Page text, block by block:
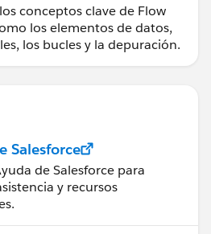
conceptos clave de Flow
los elementos de datos,
los bucles y la depuración.
Salesforce
de Salesforce para
y recursos